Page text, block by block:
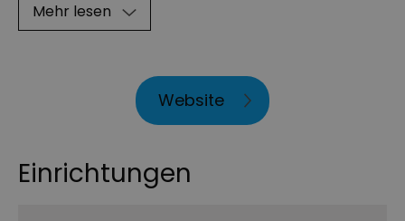
Mehr lesen
Website
Einrichtungen